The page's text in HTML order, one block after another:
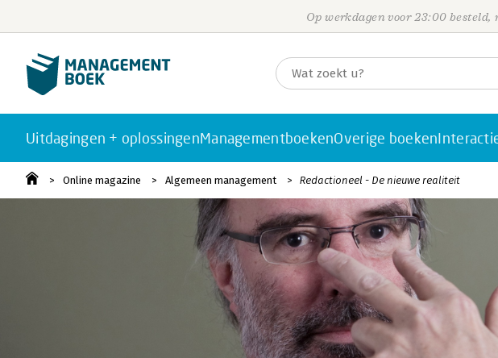
Op werkdagen voor 23:00 besteld,
Uitdagingen + oplossingenManagementboekenOverige boeken
Online magazine Algemeen management Redactioneel - De nieuwe realiteit